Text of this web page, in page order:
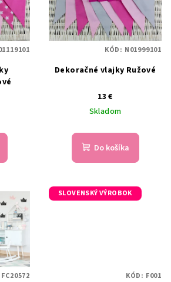
Dekoračné vlajky Ružové
13 €
Skladom
Do košíka
KÓD: N01999101
FC20572
SLOVENSKÝ VÝROBOK
KÓD: F001